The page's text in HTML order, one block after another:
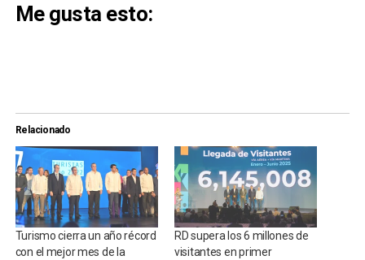
Me gusta esto:
Relacionado
Turismo cierra un año récord
con el mejor mes de la
RD supera los 6 millones de
visitantes en primer